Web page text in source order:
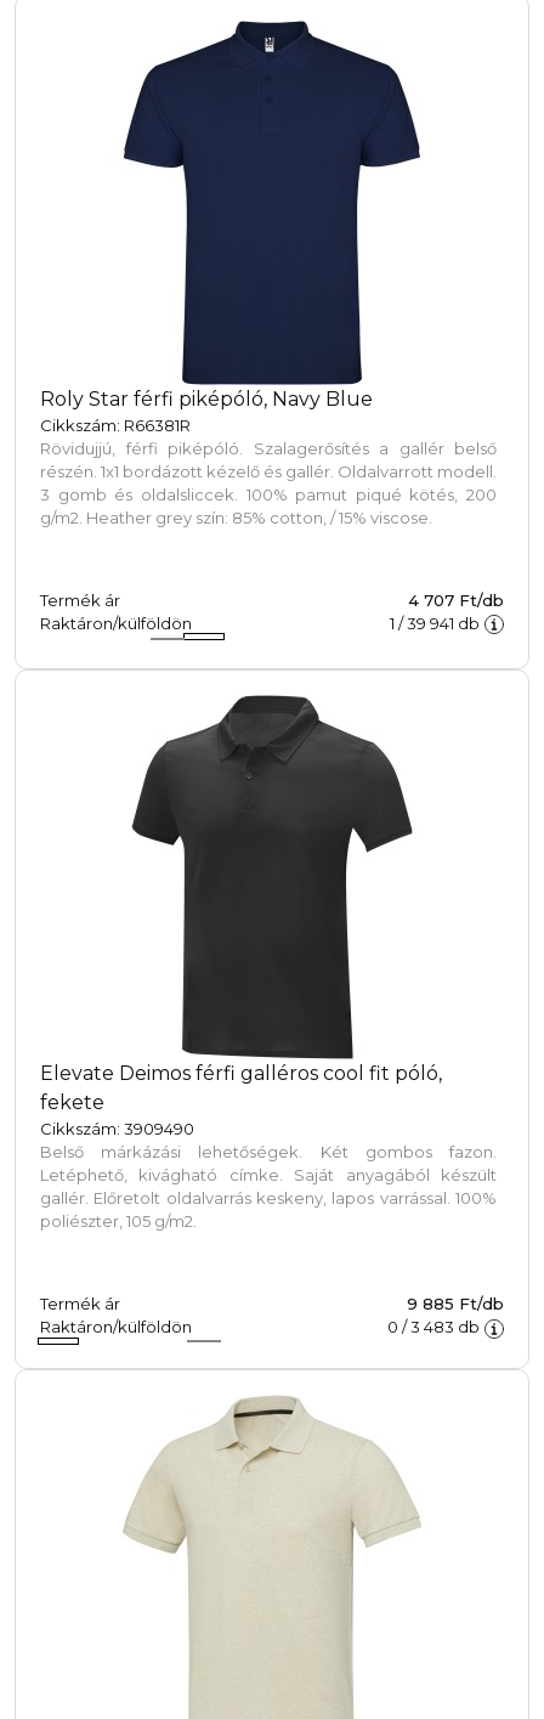
Roly Star férfi piképóló, Navy Blue
Cikkszám: R66381R
Rövidujjú, férfi piképóló. Szalagerősítés a gallér belső
részén. 1x1 bordázott kézelő és gallér. Oldalvarrott modell.
3 gomb és oldalsliccek. 100% pamut piqué kötés, 200
g/m2. Heather grey szín: 85% cotton, / 15% viscose.
Termék ár
4 707 Ft/db
Raktáron/külföldön
1 /39 941 db
Elevate Deimos férfi galléros cool fit póló,
fekete
Cikkszám: 3909490
Belső márkázási lehetőségek. Két gombos fazon.
Letéphető, kivágható címke. Saját anyagából készült
gallér. Előretolt oldalvarrás keskeny, lapos varrással. 100%
poliészter, 105 g/m2.
Termék ár
9 885 Ft/db
Raktáron/külföldön
0 /3 483 db